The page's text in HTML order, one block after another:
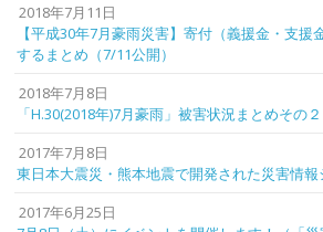
2018年7月11日
【平成30年7月豪雨災害】寄付（義援金・支
するまとめ（7/11公開）
2018年7月8日
「H.30(2018年)7月豪雨」被害状況まとめその
2017年7月8日
東日本大震災・熊本地震で開発された災害情
2017年6月25日